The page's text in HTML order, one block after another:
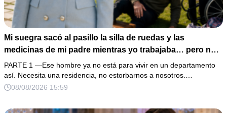
Mi suegra sacó al pasillo la silla de ruedas y las
medicinas de mi padre mientras yo trabajaba… pero no
sabía que él era dueño de la casa y que su hijo acabaría
perdiéndolo todo
PARTE 1 —Ese hombre ya no está para vivir en un departamento
así. Necesita una residencia, no estorbarnos a nosotros.…
08/08/2026 15:59